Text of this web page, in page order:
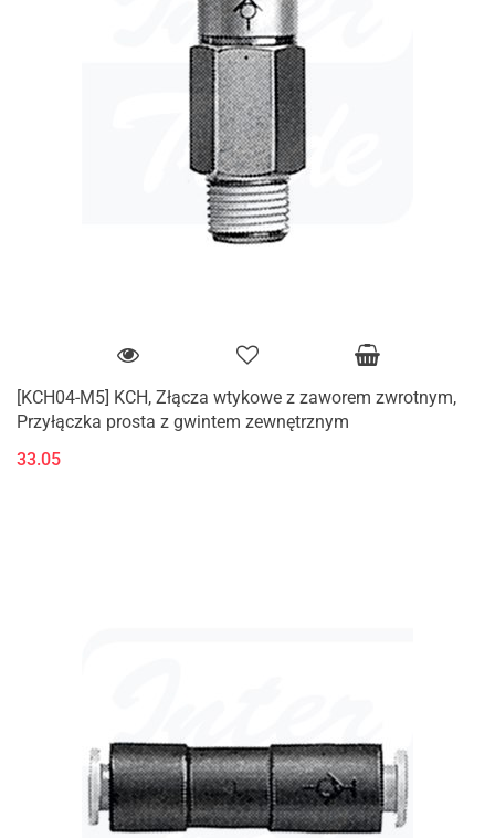
[KCH04-M5] KCH, Złącza wtykowe z zaworem zwrotnym,
Przyłączka prosta z gwintem zewnętrznym
33.05